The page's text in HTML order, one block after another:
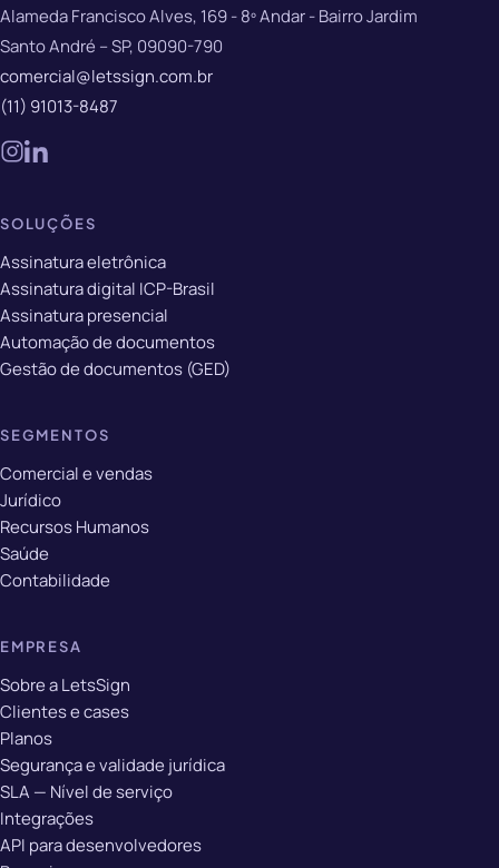
Alameda Francisco Alves, 169 - 8º Andar - Bairro Jardim
Santo André – SP, 09090-790
comercial@letssign.com.br
(11) 91013-8487
SOLUÇÕES
Assinatura eletrônica
Assinatura digital ICP-Brasil
Assinatura presencial
Automação de documentos
Gestão de documentos (GED)
SEGMENTOS
Comercial e vendas
Jurídico
Recursos Humanos
Saúde
Contabilidade
EMPRESA
Sobre a LetsSign
Clientes e cases
Planos
Segurança e validade jurídica
SLA — Nível de serviço
Integrações
API para desenvolvedores